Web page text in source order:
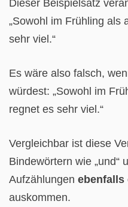
Dieser Beispielsatz
„Sowohl im Frühling als
sehr viel.“
Es wäre also falsch,
würdest: „Sowohl im
regnet es sehr viel.“
Vergleichbar ist diese
Bindewörtern wie „und“
Aufzählungen ebenfalls
auskommen.